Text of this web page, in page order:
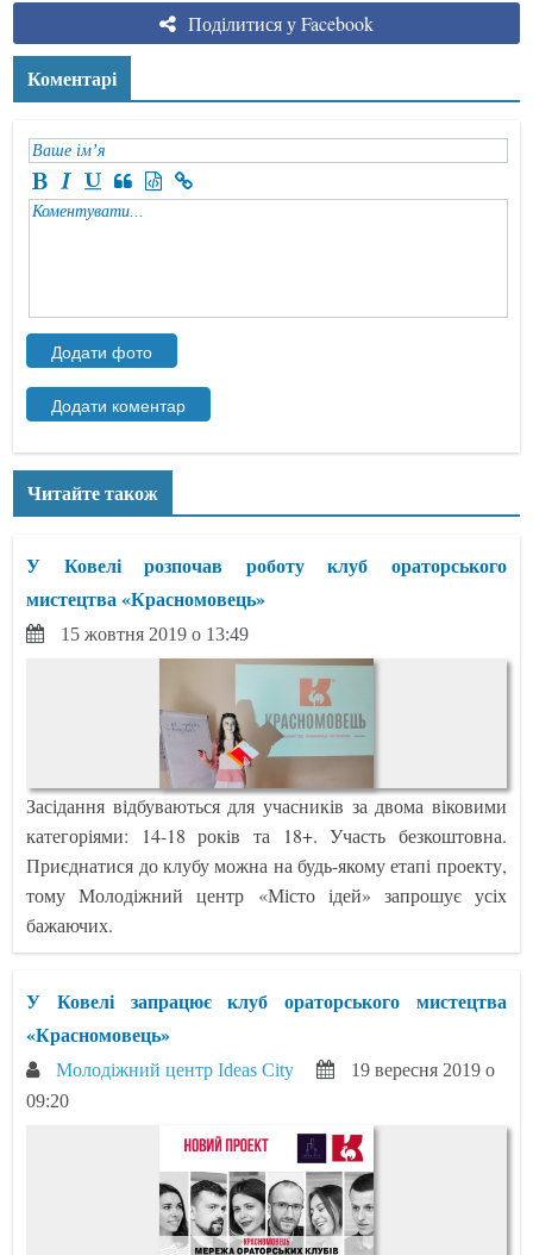
Поділитися у Facebook
Коментарі
Читайте також
У Ковелі розпочав роботу клуб ораторського
мистецтва «Красномовець»
15 жовтня 2019 о 13:49
Засідання відбуваються для учасників за двома віковими
категоріями: 14-18 років та 18+. Участь безкоштовна.
Приєднатися до клубу можна на будь-якому етапі проекту,
тому Молодіжний центр «Місто ідей» запрошує усіх
бажаючих.
У Ковелі запрацює клуб ораторського мистецтва
«Красномовець»
Молодіжний центр Ideas City
19 вересня 2019 о
09:20